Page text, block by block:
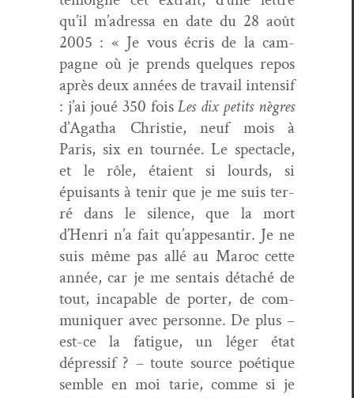
qu’il m’adressa en date du 28 août
2005 : « Je vous écris de la cam­
pagne où je prends quelques repos
après deux années de tra­vail inten­sif
: j’ai joué 350 foisLes dix petits nègres
d’Agatha Christie, neuf mois à
Paris, six en tournée. Le spec­ta­cle,
et le rôle, étaient si lourds, si
épuisants à tenir que je me suis ter­
ré dans le silence, que la mort
d’Henri n’a fait qu’appesantir. Je ne
suis même pas allé au Maroc cette
année, car je me sen­tais détaché de
tout, inca­pable de porter, de com­
mu­ni­quer avec per­son­ne. De plus –
est-ce la fatigue, un léger état
dépres­sif ? – toute source poé­tique
sem­ble en moi tarie, comme si je